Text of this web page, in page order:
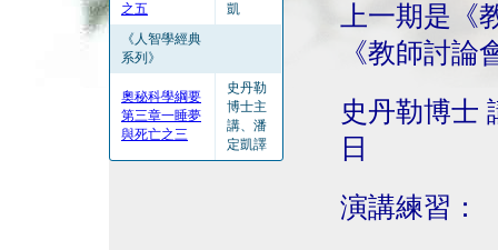
之五
凱
《人智學經典
系列》
奧秘科學綱要
第三章一睡夢
與死亡之三
史丹勒
博士主
講、潘
定凱譯
上一期是
《教師討論
史丹勒博士
日
演講練習：